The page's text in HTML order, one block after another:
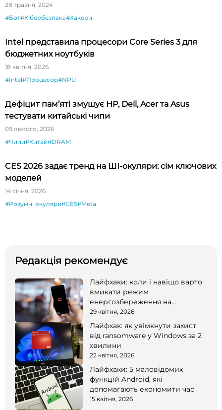
28 травня, 2024
#Бот#Кібербезпека#Хакери
Intel представила процесори Core Series 3 для
бюджетних ноутбуків
18 квітня, 2026
#Intel#Процесор#NPU
Дефіцит пам’яті змушує HP, Dell, Acer та Asus
тестувати китайські чипи
09 лютого, 2026
#Чипи#Китай#DRAM
CES 2026 задає тренд на ШІ-окуляри: сім ключових
моделей
14 січня, 2026
#Розумні окуляри#CES#Meta
Редакція рекомендує
Лайфхаки: коли і навіщо варто
вмикати режим
енергозбереження на
смартфоні
29 квітня, 2026
Лайфхак: як увімкнути захист
від ransomware у Windows за 2
хвилини
22 квітня, 2026
Лайфхаки: 5 маловідомих
функцій Android, які
допомагають економити час
15 квітня, 2026